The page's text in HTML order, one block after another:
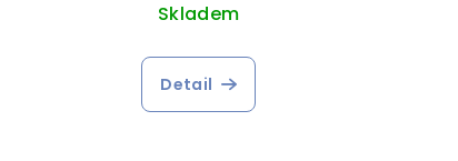
Skladem
Detail